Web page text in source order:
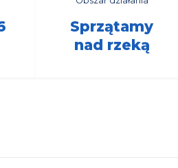
Sprzątamy
nad rzeką
42